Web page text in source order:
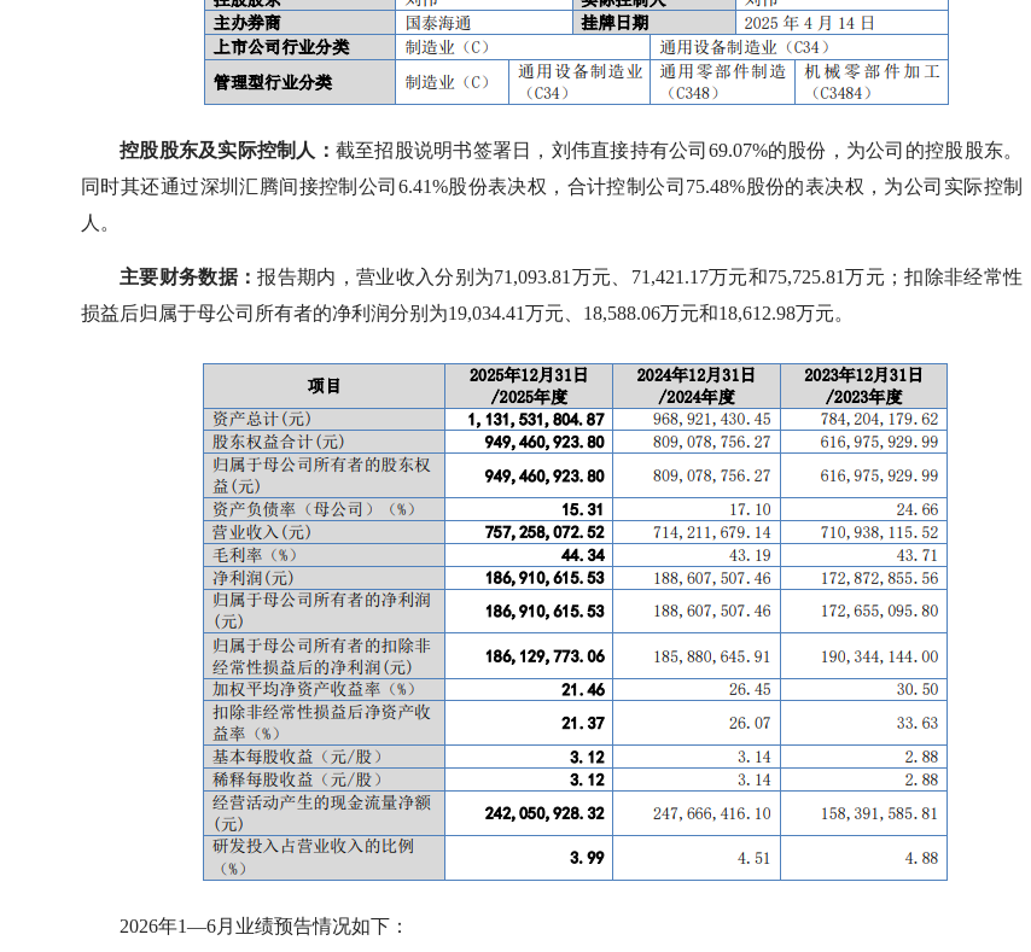
控股股东及实际控制人： 截至招股说明书签署日，刘伟直接持有公司69.07%的股份，为公司的控股股东。
同时其还通过深圳汇腾间接控制公司6.41%股份表决权，合计控制公司75.48%股份的表决权，为公司实际控制
人。
主要财务数据：报告期内，营业收入分别为71,093.81万元、71,421.17万元和75,725.81万元；扣除非经常性
损益后归属于母公司所有者的净利润分别为19,034.41万元、18,588.06万元和18,612.98万元。
2026年1—6月业绩预告情况如下：